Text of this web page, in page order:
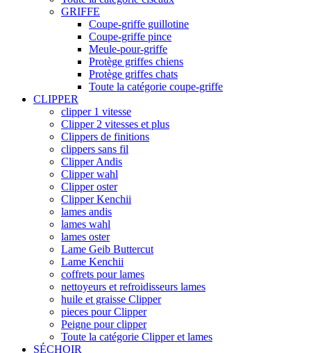
GRIFFE
Coupe-griffe guillotine
Coupe-griffe pince
Meule-pour-griffe
Protège griffes chiens
Protège griffes chats
Toute la catégorie coupe-griffe
CLIPPER
clipper 1 vitesse
Clipper 2 vitesses et plus
Clippers de finitions
clippers sans fil
Clipper Andis
Clipper wahl
Clipper oster
Clipper Kenchii
lames andis
lames wahl
lames oster
Lame Geib Buttercut
Lame Kenchii
coffrets pour lames
nettoyeurs et refroidisseurs lames
huile et graisse Clipper
pieces pour Clipper
Peigne pour clipper
Toute la catégorie Clipper et lames
SÉCHOIR